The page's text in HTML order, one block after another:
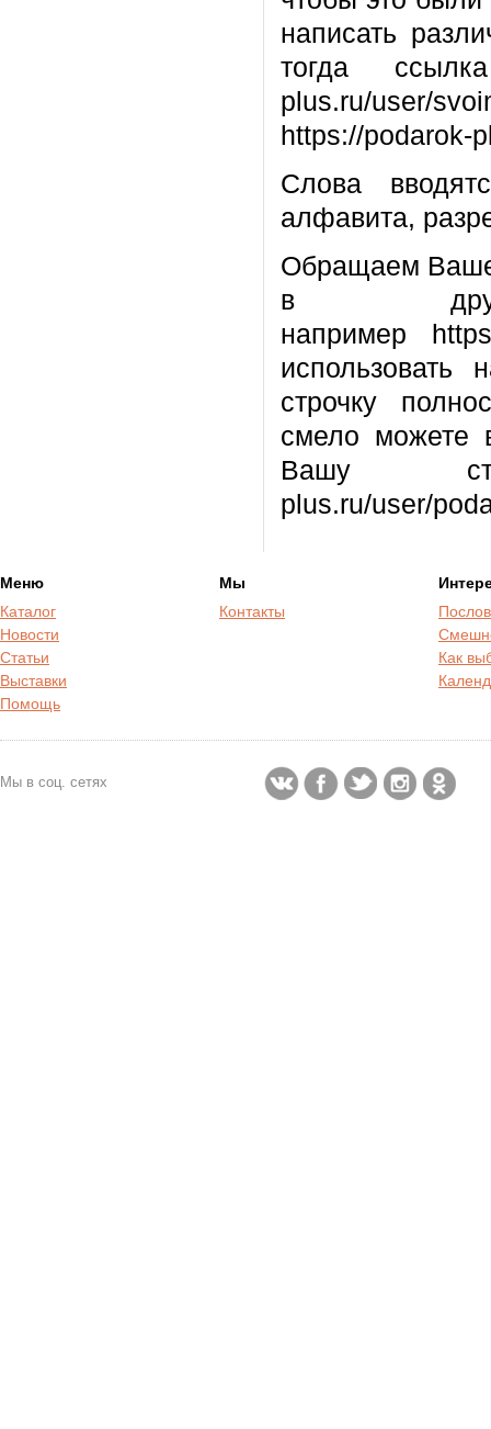
написать
тогда
plus.ru/user/
https://podarok-
Слова
алфавита,
Обращаем Ваше
в
например
строчку
смело можете
Вашу
plus.ru/user/
Меню
Каталог
Новости
Статьи
Выставки
Помощь
Мы
Контакты
Как
Мы в соц. сетях